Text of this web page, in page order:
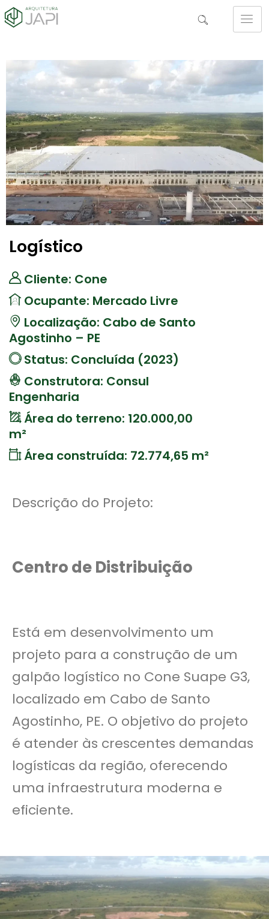
Logístico
Cliente: Cone
Ocupante: Mercado Livre
Localização: Cabo de Santo
Agostinho – PE
Status: Concluída (2023)
Construtora: Consul
Engenharia
Área do terreno: 120.000,00
m²
Área construída: 72.774,65 m²
Descrição do Projeto:
Centro de Distribuição
Está em desenvolvimento um
projeto para a construção de um
galpão logístico no Cone Suape G3,
localizado em Cabo de Santo
Agostinho, PE. O objetivo do projeto
é atender às crescentes demandas
logísticas da região, oferecendo
uma infraestrutura moderna e
eficiente.